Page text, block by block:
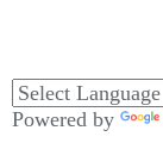
Powered by